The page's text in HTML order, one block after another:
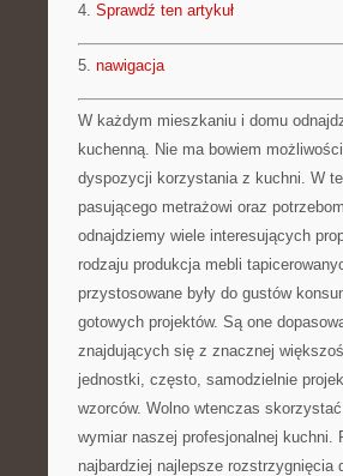
4. Sprawdź ten artykuł
5. nawigacja
W każdym mieszkaniu i domu
kuchenną. Nie ma bowiem
dyspozycji korzystania z kuchni. W
pasującego metrażowi oraz
odnajdziemy wiele interesujących
rodzaju produkcja mebli
przystosowane były do gustów
gotowych projektów. Są one
znajdujących się z znacznej
jednostki, często, samodzielnie
wzorców. Wolno wtenczas
wymiar naszej profesjonalnej kuchni.
najbardziej najlepsze